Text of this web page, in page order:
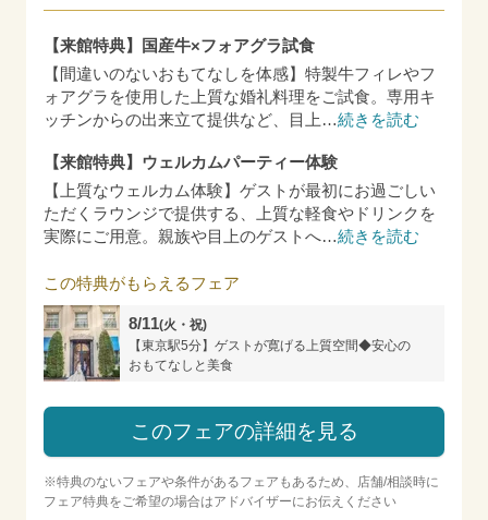
【来館特典】国産牛×フォアグラ試食
【間違いのないおもてなしを体感】特製牛フィレやフ
ォアグラを使用した上質な婚礼料理をご試食。専用キ
ッチンからの出来立て提供など、目上 …続きを読む
【来館特典】ウェルカムパーティー体験
【上質なウェルカム体験】ゲストが最初にお過ごしい
ただくラウンジで提供する、上質な軽食やドリンクを
実際にご用意。親族や目上のゲストへ…続きを読む
この特典がもらえるフェア
8/11(火・祝)
【東京駅5分】ゲストが寛げる上質空間◆安心の
おもてなしと美食
このフェアの詳細を見る
※特典のないフェアや条件があるフェアもあるため、店舗/相談時に
フェア特典をご希望の場合はアドバイザーにお伝えください